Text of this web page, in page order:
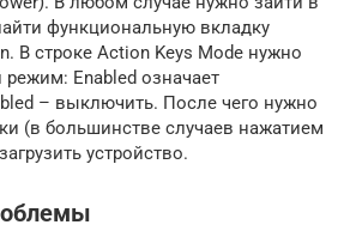
функциональную вкладку
В строке Action Keys Mode нужно
Enabled означает
– выключить. После чего нужно
(в большинстве случаев нажатием
устройство.